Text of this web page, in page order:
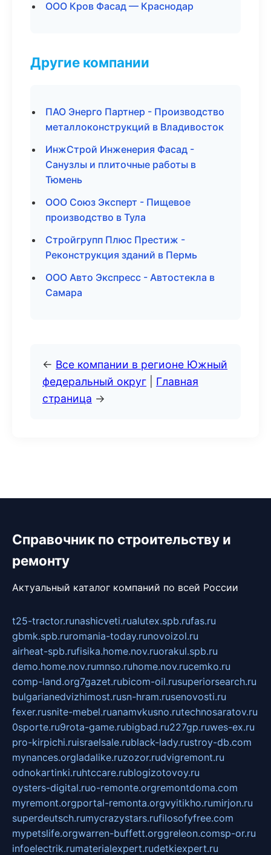
ООО Кров Фасад — Краснодар
Другие компании
ПАО Энерго Партнер - Производство
металлоконструкций в Владивосток
ИнжСтрой Инженерия Фасад -
Санузлы и плиточные работы в
Тюмень
ООО Союз Эксперт - Пищевое
производство в Тула
Стройгрупп Плюс Престиж -
Реконструкция зданий в Пермь
ООО Авто Экспресс - Автостекла в
Самара
← Все компании в регионе Южный
федеральный округ
Главная
страница →
Справочник по строительству и
ремонту
Актуальный каталог компаний по всей России
t25-tractor.runashicveti.rualutex.spb.rufas.ru
gbmk.spb.ruromania-today.runovoizol.ru
airheat-spb.rufisika.home.nov.ruorakul.spb.ru
demo.home.nov.rumnso.ruhome.nov.rucemko.ru
comp-land.org7gazet.rubicom-oil.rusuperiorsearch.ru
bulgarianedvizhimost.rusn-hram.rusenovosti.ru
fexer.rusnite-mebel.ruanamvkusno.rutechnosaratov.ru
0sporte.ru9rota-game.rubigbad.ru227gp.ruwes-ex.ru
pro-kirpichi.ruisraelsale.rublack-lady.rustroy-db.com
mynances.orgladalike.ruzozor.rudvigremont.ru
odnokartinki.ruhtccare.rublogizotovoy.ru
oysters-digital.ruo-remonte.orgremontdoma.com
myremont.orgportal-remonta.orgvyitikho.rumirjon.ru
superdeutsch.rumycrazystars.rufilosofyfree.com
mypetslife.orgwarren-buffett.orggreleon.comsp-or.ru
infoelectrik.rumaterialexpert.rudetkiexpert.ru